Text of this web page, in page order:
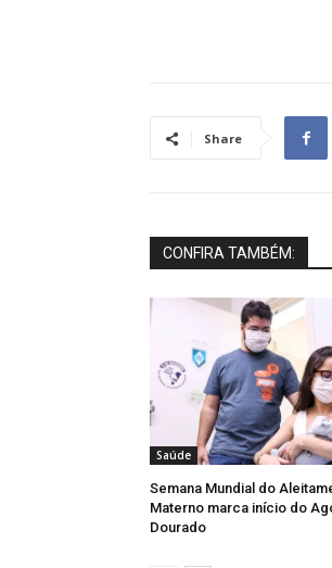
Share
CONFIRA TAMBÉM:
Saúde
Semana Mundial do
Materno marca início do
Dourado